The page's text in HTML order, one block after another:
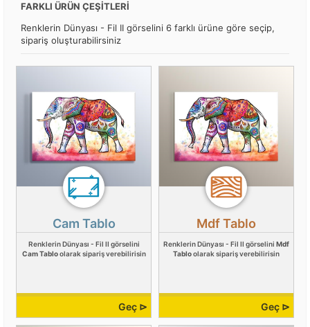
FARKLI ÜRÜN ÇEŞİTLERİ
Renklerin Dünyası - Fil II görselini 6 farklı ürüne göre seçip,
sipariş oluşturabilirsiniz
Cam Tablo
Renklerin Dünyası - Fil II görselini
Cam Tabloolarak sipariş verebilirisin
Geç ⊳
Mdf Tablo
Renklerin Dünyası - Fil II görselini Mdf
Tabloolarak sipariş verebilirisin
Geç ⊳